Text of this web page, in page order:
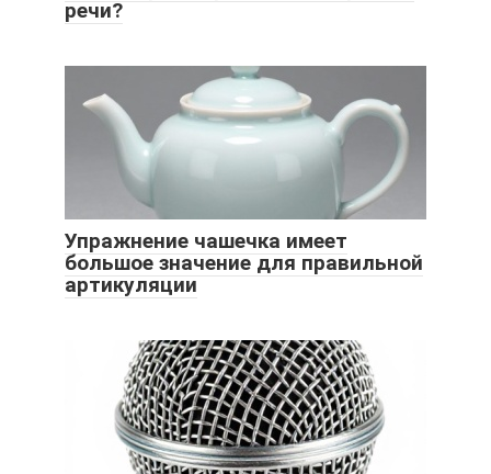
речи?
Упражнение чашечка имеет
большое значение для правильной
артикуляции